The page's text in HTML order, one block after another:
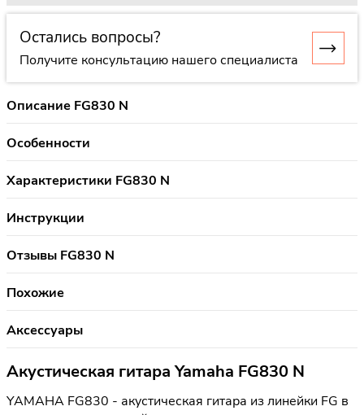
Остались вопросы?
Получите консультацию нашего специалиста
Описание FG830 N
Особенности
Характеристики FG830 N
Инструкции
Отзывы FG830 N
Похожие
Аксессуары
Акустическая гитара Yamaha FG830 N
YAMAHA FG830 - акустическая гитара из линейки FG в